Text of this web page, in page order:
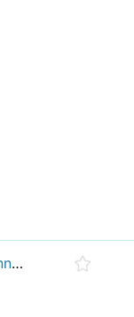
Hva skal jeg gjøre med hovent tannkjøtt ?